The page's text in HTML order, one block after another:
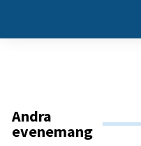
Andra
evenemang